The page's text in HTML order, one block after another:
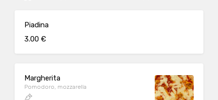
Piadina
3.00 €
Margherita
Pomodoro, mozzarella